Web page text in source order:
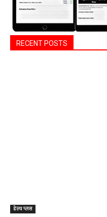
RECENT POSTS
हेल्थ प्लस